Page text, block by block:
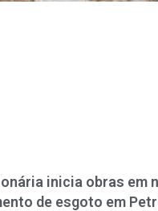
inicia obras em
de esgoto em